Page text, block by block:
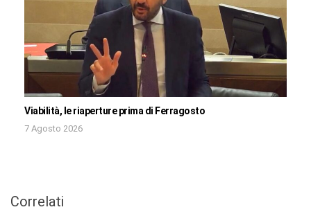
Viabilità, le riaperture prima di Ferragosto
7 Agosto 2026
Correlati